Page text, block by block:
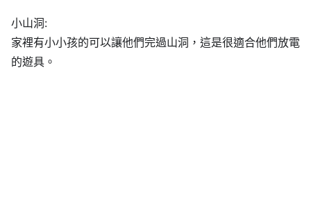
小山洞:
家裡有小小孩的可以讓他們完過山洞，這是很適合他們放電
的遊具。